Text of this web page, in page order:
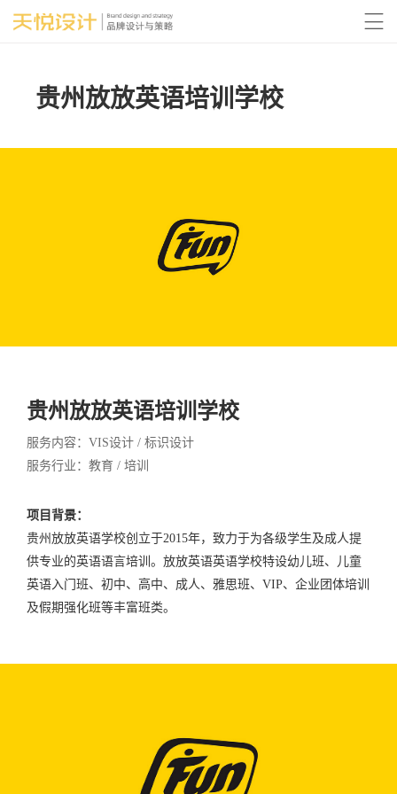

贵州放放英语培训学校
贵州放放英语培训学校
服务内容：VIS设计 / 标识设计
服务行业：教育 / 培训
项目背景：
贵州放放英语学校创立于2015年，致力于为各级学生及成人提
供专业的英语语言培训。放放英语英语学校特设幼儿班、儿童
英语入门班、初中、高中、成人、雅思班、VIP、企业团体培训
及假期强化班等丰富班类。